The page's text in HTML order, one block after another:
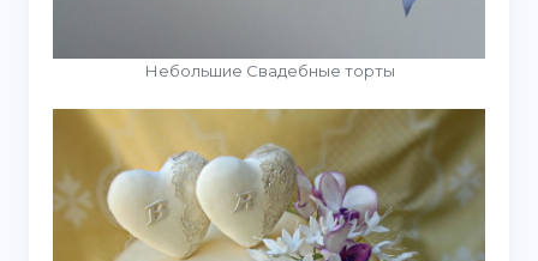
Небольшие Свадебные торты